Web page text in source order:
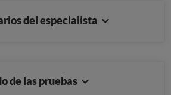
del especialista
de las pruebas